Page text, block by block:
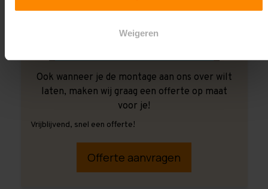
Weigeren
Ook wanneer je de montage aan ons over wilt
laten, maken wij graag een offerte op maat
voor je!
Vrijblijvend, snel een offerte!
Offerte aanvragen